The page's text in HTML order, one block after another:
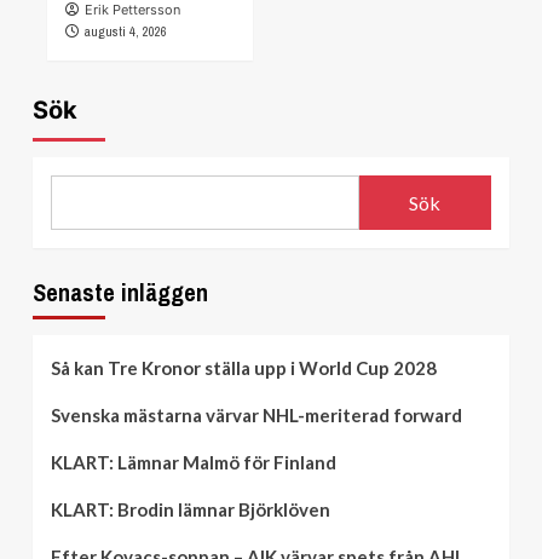
Erik Pettersson
augusti 4, 2026
Sök
Sök
Senaste inläggen
Så kan Tre Kronor ställa upp i World Cup 2028
Svenska mästarna värvar NHL-meriterad forward
KLART: Lämnar Malmö för Finland
KLART: Brodin lämnar Björklöven